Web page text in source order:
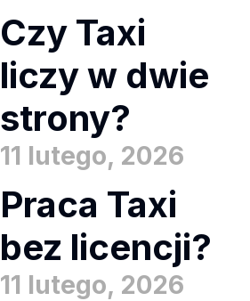
Czy Taxi
liczy w dwie
strony?
11 lutego, 2026
Praca Taxi
bez licencji?
11 lutego, 2026